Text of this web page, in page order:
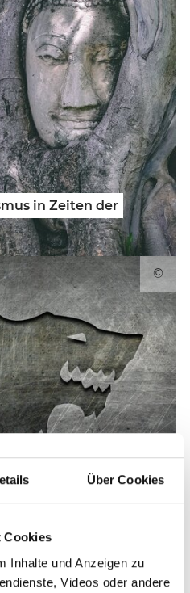
Über Cookies
Cookies
Inhalte und Anzeigen zu
Videos oder andere
in Zeiten der
©